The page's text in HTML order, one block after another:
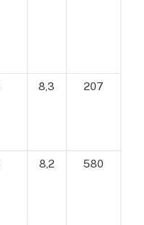
8,3 207
8,2 580